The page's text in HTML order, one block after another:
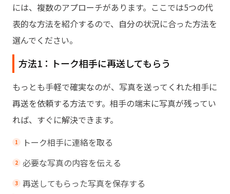
には、複数のアプローチがあります。ここでは5つの代
表的な方法を紹介するので、自分の状況に合った方法を
選んでください。
方法1：トーク相手に再送してもらう
もっとも手軽で確実なのが、写真を送ってくれた相手に
再送を依頼する方法です。相手の端末に写真が残ってい
れば、すぐに解決できます。
トーク相手に連絡を取る
必要な写真の内容を伝える
再送してもらった写真を保存する